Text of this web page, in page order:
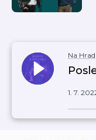
Na Hrad
1. 7.